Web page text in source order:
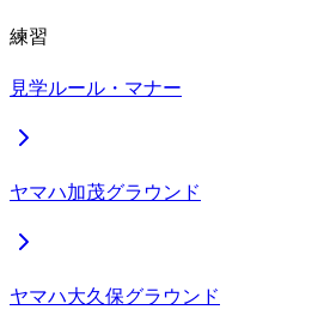
練習
見学ルール・マナー
ヤマハ加茂グラウンド
ヤマハ大久保グラウンド